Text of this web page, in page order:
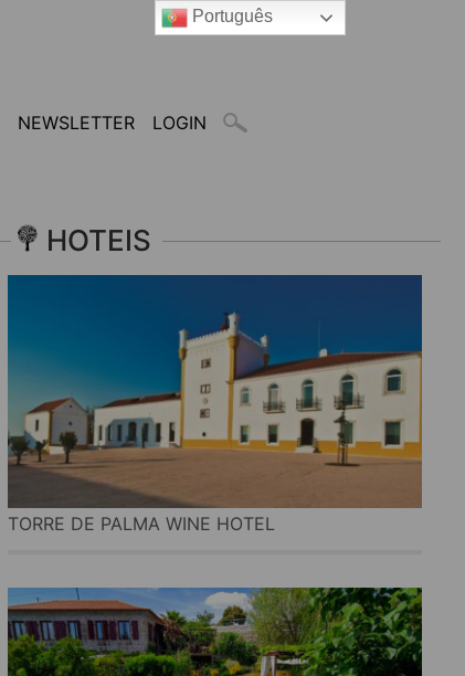
NEWSLETTER LOGIN
HOTEIS
TORRE DE PALMA WINE HOTEL
Português